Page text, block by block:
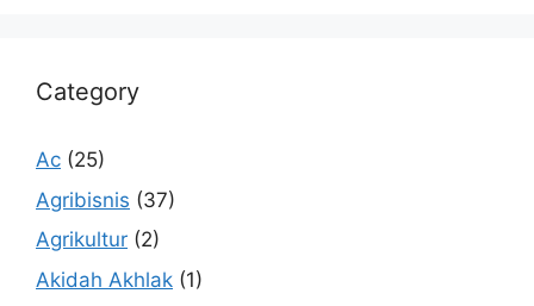
Category
Ac (25)
Agribisnis (37)
Agrikultur (2)
Akidah Akhlak (1)